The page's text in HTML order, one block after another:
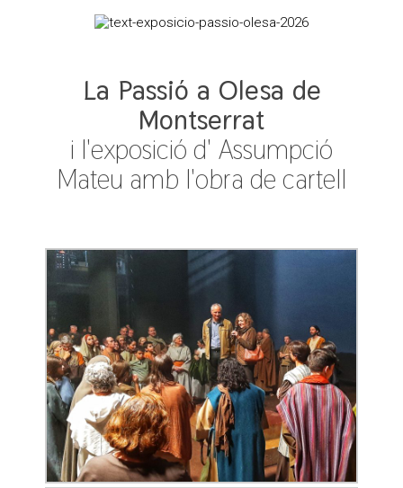
La Passió a Olesa de
Montserrat
i l'exposició d' Assumpció
Mateu amb l'obra de cartell